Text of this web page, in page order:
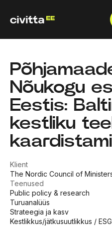
Nõukogu
Eestis:
kestliku
Klient
The Nordic Council of
Teenused
Public policy & research
Turuanalüüs
Strateegia ja kasv
Kestlikkus/jätkusuutlikkus / ESG